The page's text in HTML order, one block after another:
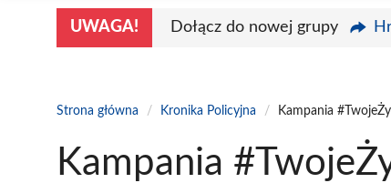
UWAGA! Dołącz do nowej grupy
Strona główna / Kronika Policyjna / Kampania
Kampania